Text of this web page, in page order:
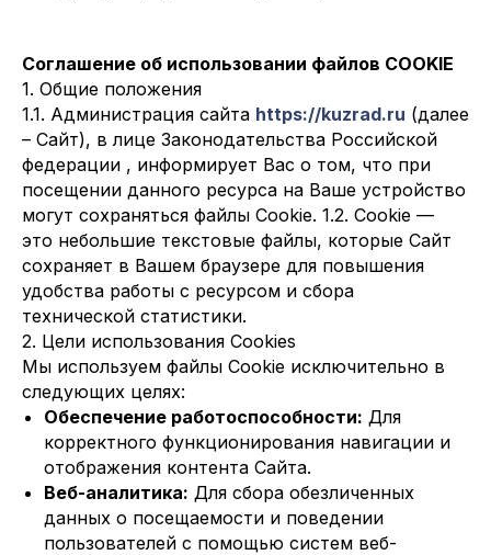
Соглашение об использовании файлов COOKIE
1. Общие положения
1.1. Администрация сайта https://kuzrad.ru (далее
– Сайт), в лице Законодательства Российской
федерации , информирует Вас о том, что при
посещении данного ресурса на Ваше устройство
могут сохраняться файлы Cookie. 1.2. Cookie —
это небольшие текстовые файлы, которые Сайт
сохраняет в Вашем браузере для повышения
удобства работы с ресурсом и сбора
технической статистики.
2. Цели использования Cookies
Мы используем файлы Cookie исключительно в
следующих целях:
Обеспечение работоспособности: Для
корректного функционирования навигации и
отображения контента Сайта.
Веб-аналитика: Для сбора обезличенных
данных о посещаемости и поведении
пользователей с помощью систем веб-